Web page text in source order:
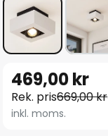
till
början
av
469,00 kr
Rek. pris669,00 kr
inkl. moms.